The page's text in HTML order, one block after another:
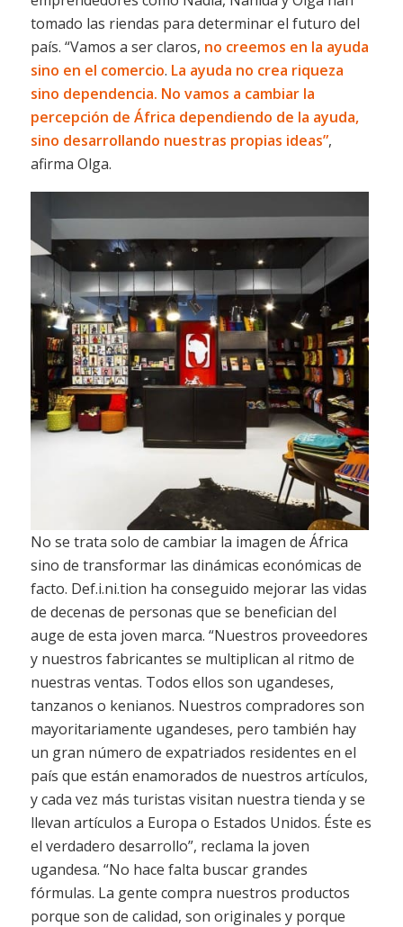
tomado las riendas para determinar el futuro del
país. “Vamos a ser claros, no creemos en la ayuda
sino en el comercio. La ayuda no crea riqueza
sino dependencia. No vamos a cambiar la
percepción de África dependiendo de la ayuda,
sino desarrollando nuestras propias ideas”,
afirma Olga.
No se trata solo de cambiar la imagen de África
sino de transformar las dinámicas económicas de
facto. Def.i.ni.tion ha conseguido mejorar las vidas
de decenas de personas que se benefician del
auge de esta joven marca. “Nuestros proveedores
y nuestros fabricantes se multiplican al ritmo de
nuestras ventas. Todos ellos son ugandeses,
tanzanos o kenianos. Nuestros compradores son
mayoritariamente ugandeses, pero también hay
un gran número de expatriados residentes en el
país que están enamorados de nuestros artículos,
y cada vez más turistas visitan nuestra tienda y se
llevan artículos a Europa o Estados Unidos. Éste es
el verdadero desarrollo”, reclama la joven
ugandesa. “No hace falta buscar grandes
fórmulas. La gente compra nuestros productos
porque son de calidad, son originales y porque